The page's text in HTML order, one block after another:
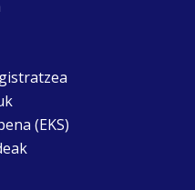
(EKS)